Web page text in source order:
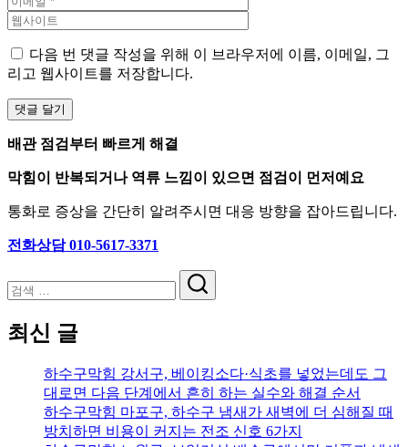
다음 번 댓글 작성을 위해 이 브라우저에 이름, 이메일, 그
리고 웹사이트를 저장합니다.
배관 점검부터 빠르게 해결
막힘이 반복되거나 역류 느낌이 있으면 점검이 먼저예요
통화로 증상을 간단히 알려주시면 대응 방향을 잡아드립니다.
전화상담 010-5617-3371
검
최신 글
하수구막힘 강서구, 베이킹소다·식초를 넣었는데도 그
대로면 다음 단계에서 흔히 하는 실수와 해결 순서
하수구막힘 마포구, 하수구 냄새가 새벽에 더 심해질 때
방치하면 비용이 커지는 전조 신호 6가지